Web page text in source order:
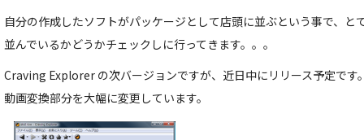
自分の作成したソフトがパッケージとして店頭に並ぶという事で、と
並んでいるかどうかチェックしに行ってきます。。。
Craving Explorer の次バージョンですが、近日中にリリース予定です
動画変換部分を大幅に変更しています。